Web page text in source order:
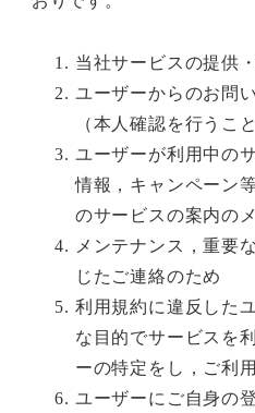
当社サービスの提供
ユーザーからのお問
（本人確認を行うこ
ユーザーが利用中の
情報，キャンペーン
のサービスの案内の
メンテナンス，重要
じたご連絡のため
利用規約に違反した
な目的でサービスを
ーの特定をし，ご利
ユーザーにご自身の